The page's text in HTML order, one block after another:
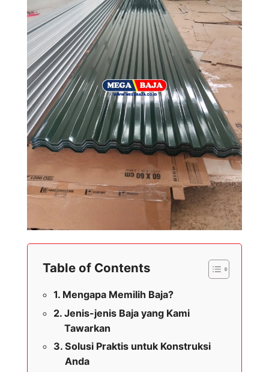
Table of Contents
Mengapa Memilih Baja?
Jenis-jenis Baja yang Kami
Tawarkan
Solusi Praktis untuk Konstruksi
Anda